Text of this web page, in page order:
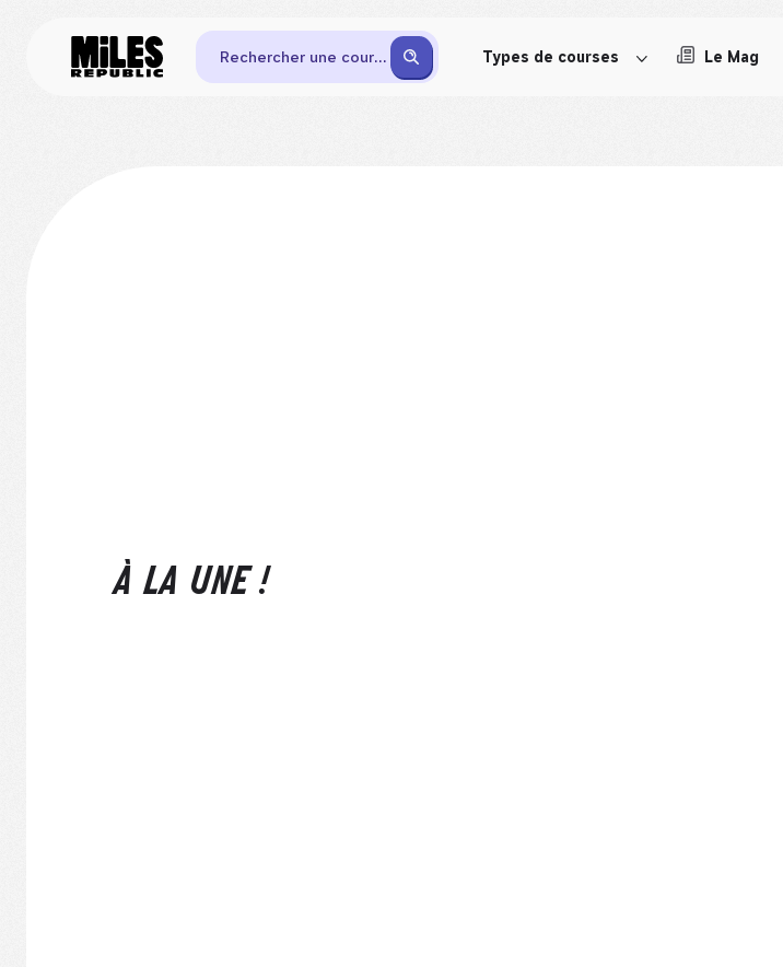
Rechercher une course Types de courses Le Mag
À LA UNE !